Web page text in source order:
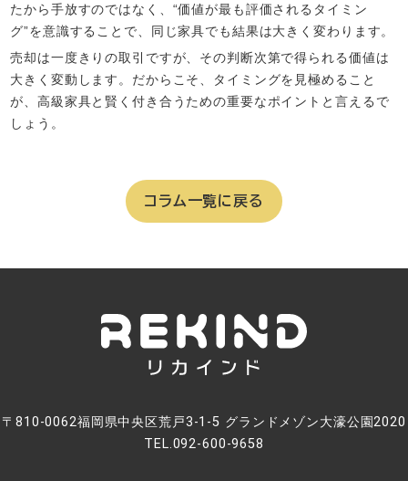
たから手放すのではなく、“価値が最も評価されるタイミン
グ”を意識することで、同じ家具でも結果は大きく変わります。
売却は一度きりの取引ですが、その判断次第で得られる価値は
大きく変動します。だからこそ、タイミングを見極めること
が、高級家具と賢く付き合うための重要なポイントと言えるで
しょう。
コラム一覧に戻る
〒810-0062福岡県中央区荒戸3-1-5 グランドメゾン大濠公園2020
TEL.092-600-9658